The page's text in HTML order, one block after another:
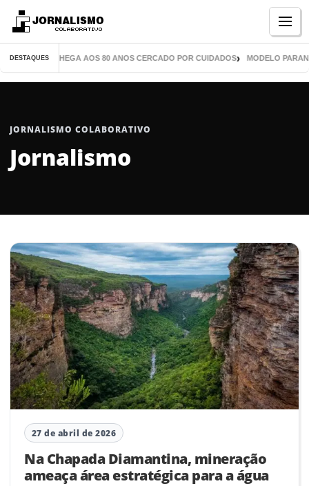
DESTAQUES
LIVROS CHEGA AOS 80 ANOS CERCADO POR CUIDADOS MODELO
JORNALISMO COLABORATIVO
Jornalismo
27 de abril de 2026
Na Chapada Diamantina, mineração
ameaça área estratégica para a água